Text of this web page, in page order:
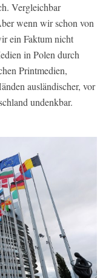
Vergleichbar
wenn wir schon von
ein Faktum nicht
in Polen durch
Printmedien,
ausländischer, vor
undenkbar.